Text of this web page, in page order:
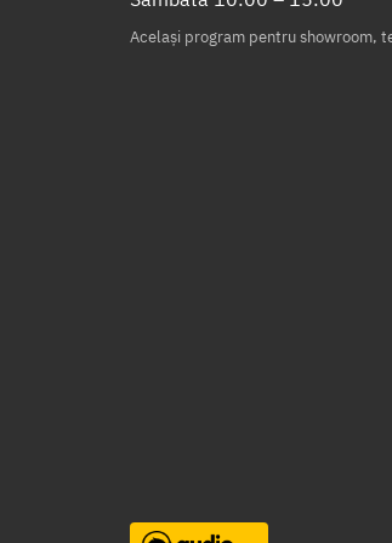
Același program pentru showroom,